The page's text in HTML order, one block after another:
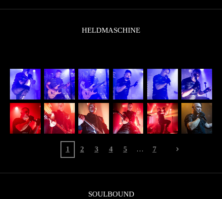
HELDMASCHINE
1 2 3 4 5 7
SOULBOUND